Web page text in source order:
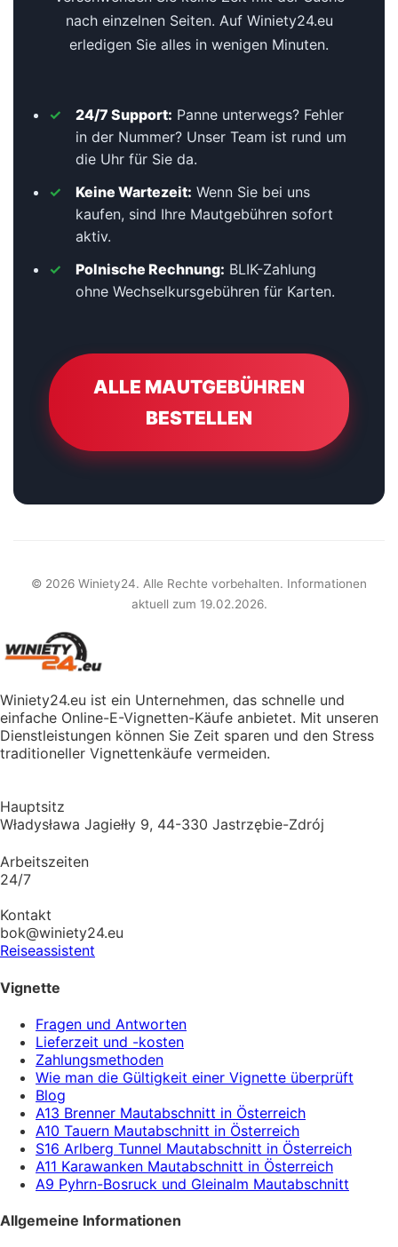
nach einzelnen Seiten. Auf Winiety24.eu
erledigen Sie alles in wenigen Minuten.
24/7 Support: Panne unterwegs? Fehler
in der Nummer? Unser Team ist rund um
die Uhr für Sie da.
Keine Wartezeit: Wenn Sie bei uns
kaufen, sind Ihre Mautgebühren sofort
aktiv.
Polnische Rechnung: BLIK-Zahlung
ohne Wechselkursgebühren für Karten.
ALLE MAUTGEBÜHREN
BESTELLEN
© 2026 Winiety24. Alle Rechte vorbehalten. Informationen
aktuell zum 19.02.2026.
Winiety24.eu ist ein Unternehmen, das schnelle und
einfache Online-E-Vignetten-Käufe anbietet. Mit unseren
Dienstleistungen können Sie Zeit sparen und den Stress
traditioneller Vignettenkäufe vermeiden.
Hauptsitz
Władysława Jagiełły 9, 44-330 Jastrzębie-Zdrój
Arbeitszeiten
24/7
Kontakt
bok@winiety24.eu
Reiseassistent
Vignette
Fragen und Antworten
Lieferzeit und -kosten
Zahlungsmethoden
Wie man die Gültigkeit einer Vignette überprüft
Blog
A13 Brenner Mautabschnitt in Österreich
A10 Tauern Mautabschnitt in Österreich
S16 Arlberg Tunnel Mautabschnitt in Österreich
A11 Karawanken Mautabschnitt in Österreich
A9 Pyhrn-Bosruck und Gleinalm Mautabschnitt
Allgemeine Informationen